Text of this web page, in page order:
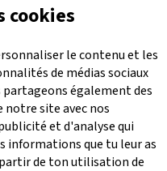
cookies
le contenu et les
de médias sociaux
également des
site avec nos
et d'analyse qui
informations que tu leur as
de ton utilisation de